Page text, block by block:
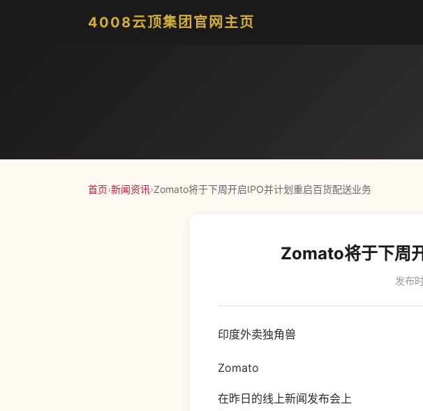
4008云顶集团官网主页
首页›新闻资讯›Zomato将于下周开启IPO并计划重启百货配送业务
Zomato将于下周
发布
印度外卖独角兽
Zomato
在昨日的线上新闻发布会上